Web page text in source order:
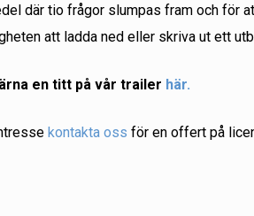
där tio frågor slumpas fram och för
att ladda ned eller skriva ut ett
en titt på vår trailer här.
kontakta oss för en offert på